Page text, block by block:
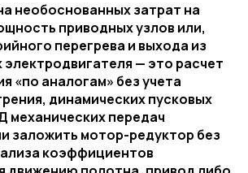
необоснованных затрат на
приводных узлов или,
перегрева и выхода из
— это расчет
«по аналогам» без учета
динамических пусковых
механических передач
заложить мотор-редуктор без
коэффициентов